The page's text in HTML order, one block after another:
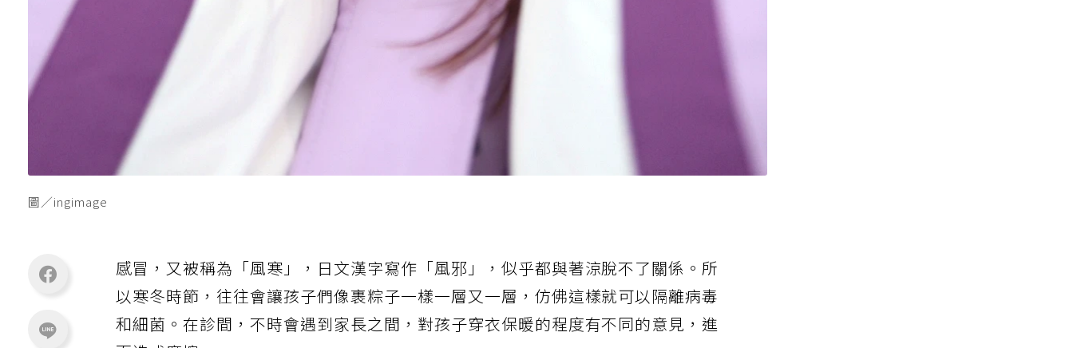
圖／ingimage
感冒，又被稱為「風寒」，日文漢字寫作「風邪」，似乎都與著涼脫不了關係。所
以寒冬時節，往往會讓孩子們像裹粽子一樣一層又一層，仿佛這樣就可以隔離病毒
和細菌。在診間，不時會遇到家長之間，對孩子穿衣保暖的程度有不同的意見，進